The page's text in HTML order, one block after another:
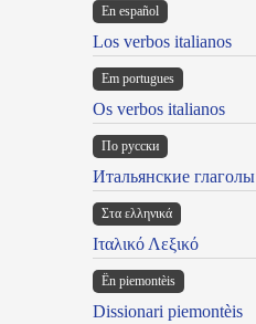
En español
Los verbos italianos
Em portugues
Os verbos italianos
По русски
Итальянские глаголы
Στα ελληνικά
Ιταλικό Λεξικό
Ën piemontèis
Dissionari piemontèis